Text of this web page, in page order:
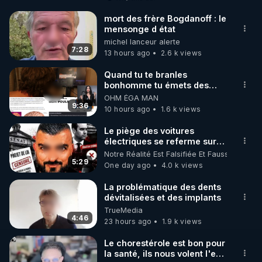
🌱 INSTAGRAM
https://www.instagram.com/rdlr_thierrycasasnovas/
http://rgnr.li/instagram
🌱 LA NEWSLETTER
Pour ne pas rater l’actualité RGNR (stages,
http://rgnr.li/news
🌱 VIDÉOS NON CENSURÉES SUR ODYSEE
Toutes les vidéos Youtube sont aussi sur la
http://rgnr.li/odysee
🌱 LES STAGES EN PRÉSENTIEL
7:28
mort des frère Bogdanoff : le
mensonge d état
michel lanceur alerte
13 hours ago
2.6 k views
9:36
Quand tu te branles
bonhomme tu émets des
ondes ils ont juste omis de
t'expliquer
OHM ÉGA MAN
10 hours ago
1.6 k views
5:29
Le piège des voitures
électriques se referme sur
les usagers !
Notre Réalité Est Falsifiée Et Fausse
One day ago
4.0 k views
4:46
La problématique des dents
dévitalisées et des implants
TrueMedia
23 hours ago
1.9 k views
Le chorestérole est bon pour
la santé, ils nous volent l'eau